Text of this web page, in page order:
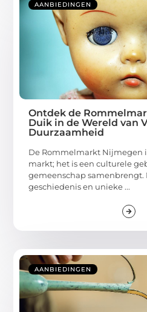
AANBIEDINGEN
Ontdek de
Duik in de Wereld van
Duurzaamheid
De Rommelmarkt Nijmegen
markt; het is een culturele
gemeenschap samenbrengt.
geschiedenis en unieke ...
AANBIEDINGEN